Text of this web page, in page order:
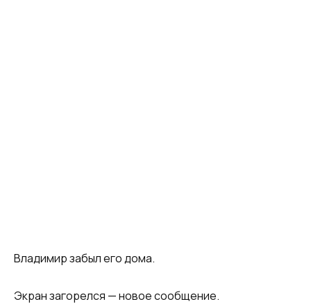
Владимир забыл его дома.
Экран загорелся — новое сообщение.